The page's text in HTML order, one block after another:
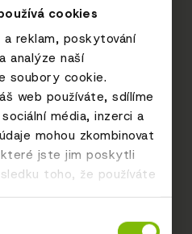
cookies
reklam, poskytování
analýze naší
soubory cookie.
web používáte, sdílíme
média, inzerci a
mohou zkombinovat
jste jim poskytli
toho, že používáte